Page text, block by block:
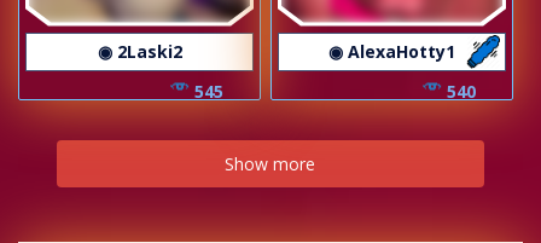
◉ 2Laski2
545
◉ AlexaHotty1
540
Show more